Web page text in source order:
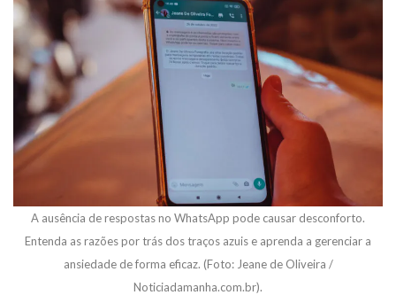
A ausência de respostas no WhatsApp pode causar desconforto.
Entenda as razões por trás dos traços azuis e aprenda a gerenciar a
ansiedade de forma eficaz. (Foto: Jeane de Oliveira /
Noticiadamanha.com.br).